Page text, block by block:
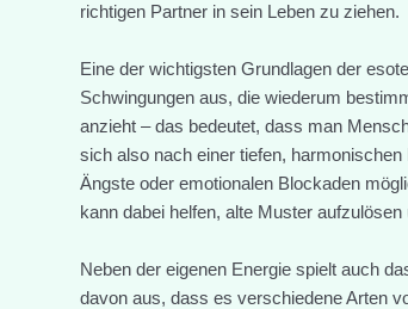
richtigen Partner in sein Leben zu ziehen.
Eine der wichtigsten Grundlagen der
Schwingungen aus, die wiederum
anzieht – das bedeutet, dass man
sich also nach einer tiefen,
Ängste oder emotionalen Blockaden
kann dabei helfen, alte Muster
Neben der eigenen Energie spielt auch
davon aus, dass es verschiedene Arten